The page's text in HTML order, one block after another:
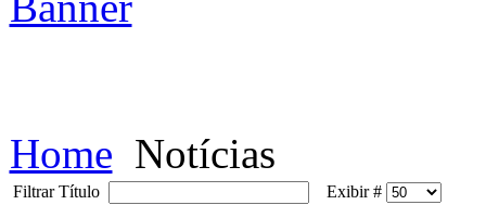
Home Notícias
Filtrar Título
Exibir #